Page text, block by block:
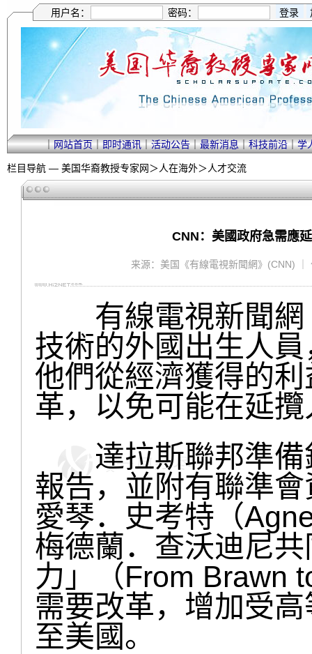
用户名： 密码：
｜网站首页｜即时通讯｜活动公告｜最新消息｜科技前沿｜学
栏目导航 — 美国华裔教授专家网＞人在海外＞人才交流
CNN：美國政府急需應
来源：美国《有線電視新聞網》(CNN)
有線電視新聞網
技術的外國出生人
他們從經濟獲得的
革，以免可能在延
達拉斯聯邦準備
報告，並附有聯準
愛琴．史考特（
梅德蘭．查沃迪尼
力」（From Brawn
需要改革，增加受
至美國。